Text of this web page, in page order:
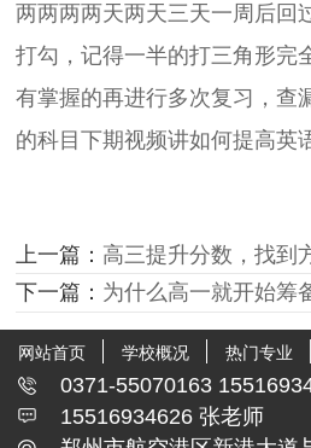
两两两两天两天三天一周后回
打勾，记得一半的打三角形完
有掌握的再进行多次复习，查
的科目下期视频讲如何提高英
上一篇： 高三提升分数，找到
下一篇： 为什么高一就开始筹备孩子上大
网站首页 学校概况 热门专业
0371-55070163
15516934626 张老师